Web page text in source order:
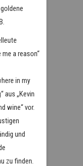
a reason“
in my
aus „Kevin
wine“ vor.
und
zu finden.